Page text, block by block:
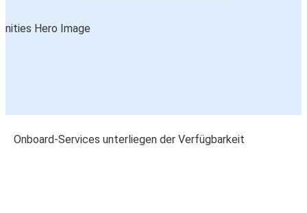
Onboard-Services unterliegen der Verfügbarkeit